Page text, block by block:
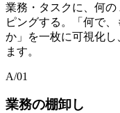
業務・タスクに、何
ピングする。「何で
か」を一枚に可視化
ます。
A/01
業務の棚卸し